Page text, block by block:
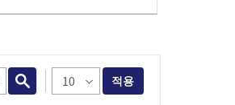
적용